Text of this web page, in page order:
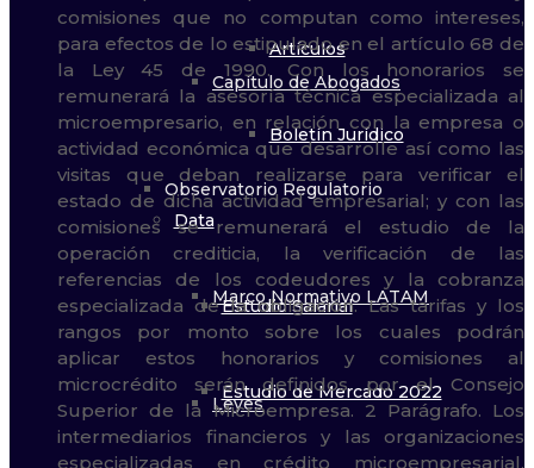
Artículos
Boletín Jurídico
Data
Estudio Salarial
Estudio de Mercado 2022
Capítulo de Abogados
Observatorio Regulatorio
Marco Normativo LATAM
Leyes